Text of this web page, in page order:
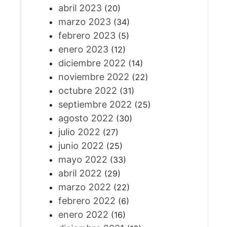
abril 2023(20)
marzo 2023(34)
febrero 2023(5)
enero 2023(12)
diciembre 2022 (14)
noviembre 2022 (22)
octubre 2022 (31)
septiembre 2022 (25)
agosto 2022 (30)
julio 2022 (27)
junio 2022 (25)
mayo 2022 (33)
abril 2022 (29)
marzo 2022 (22)
febrero 2022 (6)
enero 2022 (16)